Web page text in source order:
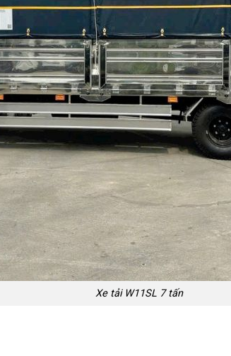
Xe tải W11SL 7 tấn